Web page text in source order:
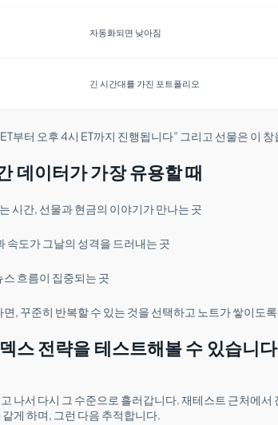
자동화되면 낮아짐
긴 시간대를 가진 포트폴리오
부터 오후 4시 ET까지 진행됩니다” 그리고 선물은 이
데이터가 가장 유용할 때
시간, 선물과 현금의 이야기가 만나는 곳
속도가 그날의 성격을 드러내는 곳
흐름이 집중되는 곳
, 꾸준히 반복할 수 있는 것을 선택하고 노트가 쌓이도
스 전략을 테스트해볼 수 있습니다
나서 다시 그 수준으로 흘러갑니다. 재테스트 근처에서
게 하며, 그런 다음 추적합니다.